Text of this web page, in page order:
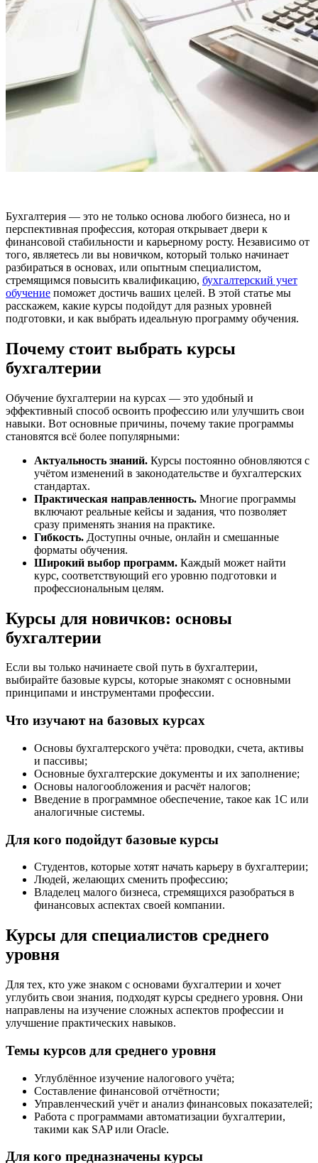
Бухгалтерия — это не только основа любого бизнеса, но и
перспективная профессия, которая открывает двери к
финансовой стабильности и карьерному росту. Независимо от
того, являетесь ли вы новичком, который только начинает
разбираться в основах, или опытным специалистом,
стремящимся повысить квалификацию, бухгалтерский учет
обучение поможет достичь ваших целей. В этой статье мы
расскажем, какие курсы подойдут для разных уровней
подготовки, и как выбрать идеальную программу обучения.
Почему стоит выбрать курсы
бухгалтерии
Обучение бухгалтерии на курсах — это удобный и
эффективный способ освоить профессию или улучшить свои
навыки. Вот основные причины, почему такие программы
становятся всё более популярными:
Актуальность знаний. Курсы постоянно обновляются с
учётом изменений в законодательстве и бухгалтерских
стандартах.
Практическая направленность. Многие программы
включают реальные кейсы и задания, что позволяет
сразу применять знания на практике.
Гибкость. Доступны очные, онлайн и смешанные
форматы обучения.
Широкий выбор программ. Каждый может найти
курс, соответствующий его уровню подготовки и
профессиональным целям.
Курсы для новичков: основы
бухгалтерии
Если вы только начинаете свой путь в бухгалтерии,
выбирайте базовые курсы, которые знакомят с основными
принципами и инструментами профессии.
Что изучают на базовых курсах
Основы бухгалтерского учёта: проводки, счета, активы
и пассивы;
Основные бухгалтерские документы и их заполнение;
Основы налогообложения и расчёт налогов;
Введение в программное обеспечение, такое как 1С или
аналогичные системы.
Для кого подойдут базовые курсы
Студентов, которые хотят начать карьеру в бухгалтерии;
Людей, желающих сменить профессию;
Владелец малого бизнеса, стремящихся разобраться в
финансовых аспектах своей компании.
Курсы для специалистов среднего
уровня
Для тех, кто уже знаком с основами бухгалтерии и хочет
углубить свои знания, подходят курсы среднего уровня. Они
направлены на изучение сложных аспектов профессии и
улучшение практических навыков.
Темы курсов для среднего уровня
Углублённое изучение налогового учёта;
Составление финансовой отчётности;
Управленческий учёт и анализ финансовых показателей;
Работа с программами автоматизации бухгалтерии,
такими как SAP или Oracle.
Для кого предназначены курсы